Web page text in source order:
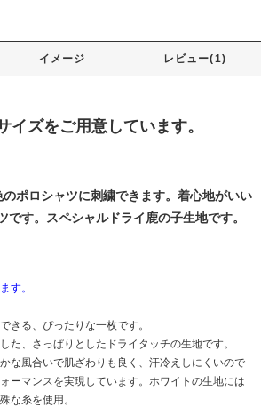
イメージ レビュー(1)
イズをご用意しています。
ポロシャツに刺繍できます。着心地がいい
です。スペシャルドライ鹿の子生地です。
す。
きる、ぴったりな一枚です。
た、さっぱりとしたドライタッチの生地です。
な風合いで肌ざわりも良く、汗冷えしにくいので
ーマンスを実現しています。ホワイトの生地には
な糸を使用。